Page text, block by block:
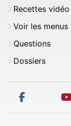
Recettes vidéo
Voir les menus
Questions
Dossiers
facebook